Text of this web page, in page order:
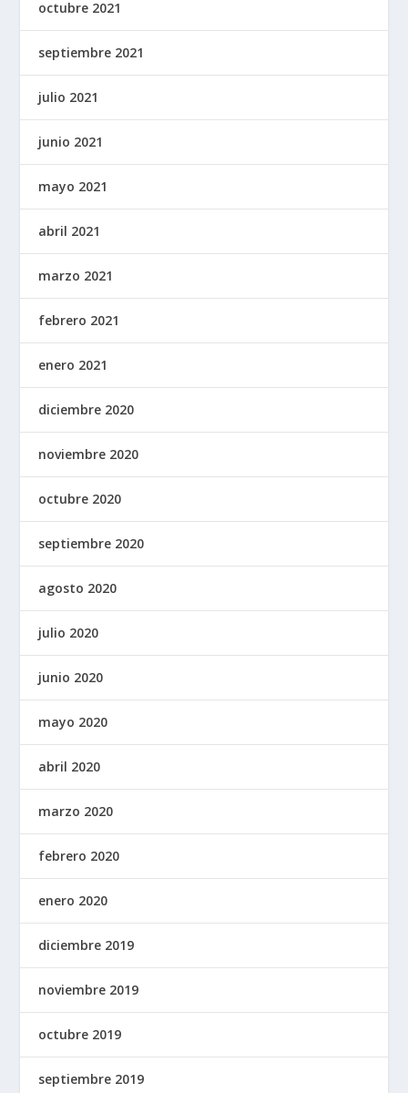
octubre 2021
septiembre 2021
julio 2021
junio 2021
mayo 2021
abril 2021
marzo 2021
febrero 2021
enero 2021
diciembre 2020
noviembre 2020
octubre 2020
septiembre 2020
agosto 2020
julio 2020
junio 2020
mayo 2020
abril 2020
marzo 2020
febrero 2020
enero 2020
diciembre 2019
noviembre 2019
octubre 2019
septiembre 2019